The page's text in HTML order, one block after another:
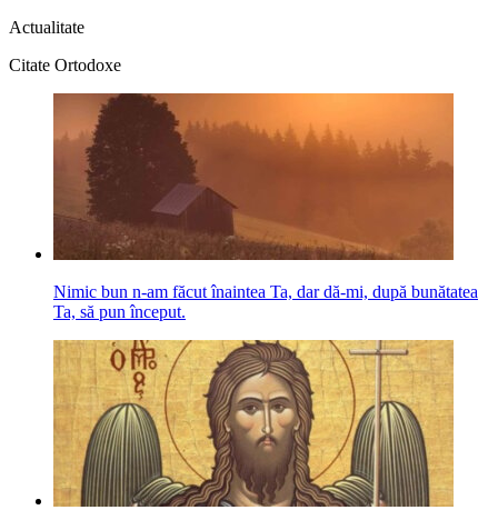
Actualitate
Citate Ortodoxe
Nimic bun n-am făcut înaintea Ta, dar dă-mi, după bunătatea
Ta, să pun început.